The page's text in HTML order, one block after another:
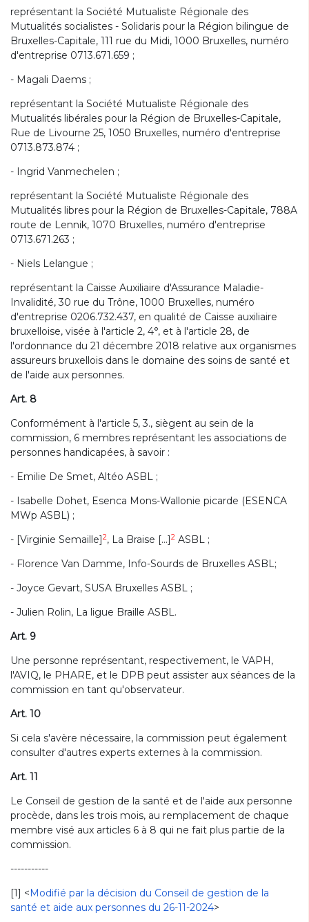
représentant la Société Mutualiste Régionale des
Mutualités socialistes - Solidaris pour la Région bilingue de
Bruxelles-Capitale, 111 rue du Midi, 1000 Bruxelles, numéro
d'entreprise 0713.671.659 ;
- Magali Daems ;
représentant la Société Mutualiste Régionale des
Mutualités libérales pour la Région de Bruxelles-Capitale,
Rue de Livourne 25, 1050 Bruxelles, numéro d'entreprise
0713.873.874 ;
- Ingrid Vanmechelen ;
représentant la Société Mutualiste Régionale des
Mutualités libres pour la Région de Bruxelles-Capitale, 788A
route de Lennik, 1070 Bruxelles, numéro d'entreprise
0713.671.263 ;
- Niels Lelangue ;
représentant la Caisse Auxiliaire d'Assurance Maladie-
Invalidité, 30 rue du Trône, 1000 Bruxelles, numéro
d'entreprise 0206.732.437, en qualité de Caisse auxiliaire
bruxelloise, visée à l'article 2, 4°, et à l'article 28, de
l'ordonnance du 21 décembre 2018 relative aux organismes
assureurs bruxellois dans le domaine des soins de santé et
de l'aide aux personnes.
Art. 8
Conformément à l'article 5, 3., siègent au sein de la
commission, 6 membres représentant les associations de
personnes handicapées, à savoir :
- Emilie De Smet, Altéo ASBL ;
- Isabelle Dohet, Esenca Mons-Wallonie picarde (ESENCA
MWp ASBL) ;
- [Virginie Semaille]2, La Braise [...]2 ASBL ;
- Florence Van Damme, Info-Sourds de Bruxelles ASBL;
- Joyce Gevart, SUSA Bruxelles ASBL ;
- Julien Rolin, La ligue Braille ASBL.
Art. 9
Une personne représentant, respectivement, le VAPH,
l'AVIQ, le PHARE, et le DPB peut assister aux séances de la
commission en tant qu'observateur.
Art. 10
Si cela s'avère nécessaire, la commission peut également
consulter d'autres experts externes à la commission.
Art. 11
Le Conseil de gestion de la santé et de l'aide aux personne
procède, dans les trois mois, au remplacement de chaque
membre visé aux articles 6 à 8 qui ne fait plus partie de la
commission.
-----------
[1] <Modifié par la décision du Conseil de gestion de la
santé et aide aux personnes du 26-11-2024>